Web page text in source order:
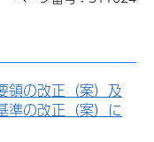
領の改正（案）及
準の改正（案）に